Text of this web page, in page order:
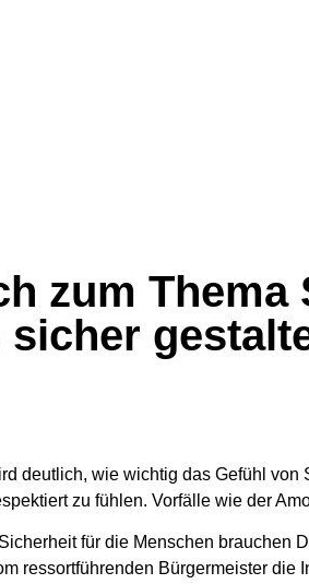
zum
sicher
deutlich, wie wichtig das Gefühl
zu fühlen. Vorfälle wie der
für die Menschen
ressortführenden Bürgermeister